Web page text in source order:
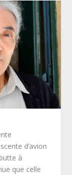
d’avion
à
que celle